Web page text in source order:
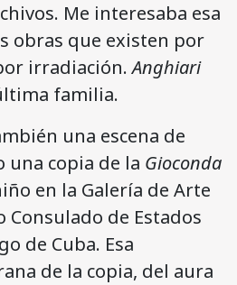
Me interesaba esa
obras que existen por
irradiación.Anghiari
familia.
una escena de
una copia de la Gioconda
en la Galería de Arte
de Estados
de Cuba. Esa
de la copia, del aura